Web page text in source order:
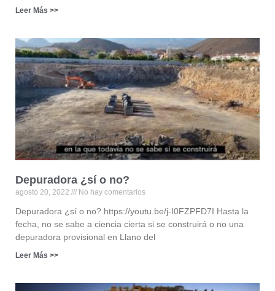
Leer Más >>
Depuradora ¿sí o no?
agosto 20, 2022 No hay comentarios
Depuradora ¿sí o no? https://youtu.be/j-I0FZPFD7I Hasta la
fecha, no se sabe a ciencia cierta si se construirá o no una
depuradora provisional en Llano del
Leer Más >>